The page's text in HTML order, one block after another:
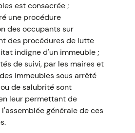
est consacrée ;
une procédure
des occupants sur
des procédures de lutte
indigne d'un immeuble ;
de suivi, par les maires et
immeubles sous arrêté
de salubrité sont
leur permettant de
générale de ces